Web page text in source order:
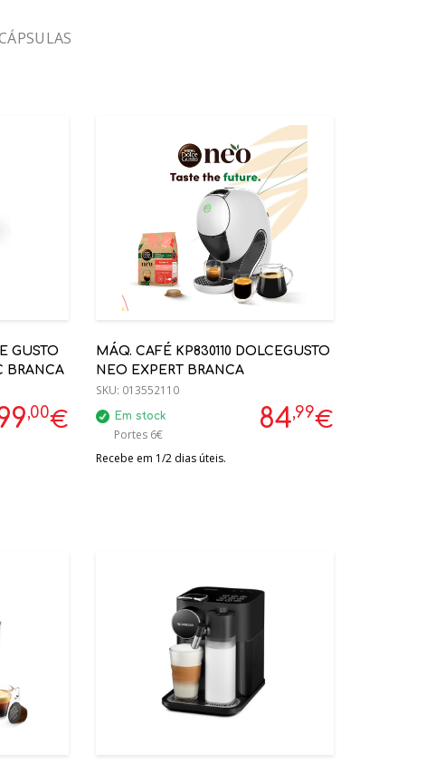
GUSTO
BRANCA
,00€
MÁQ. CAFÉ KP830110 DOLCEGUSTO
NEO EXPERT BRANCA
84,99€
SKU: 013552110
Em stock
Portes 6€
Recebe em 1/2 dias úteis.